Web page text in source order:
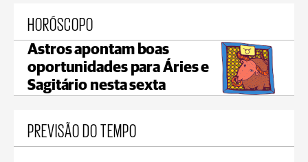
HORÓSCOPO
Astros apontam boas
oportunidades para Áries e
Sagitário nesta sexta
PREVISÃO DO TEMPO